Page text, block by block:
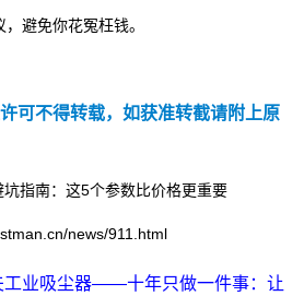
避免你花冤枉钱。
可不得转载，如获准转截请附上原
指南：这5个参数比价格更重要
news/911.html
工业吸尘器——十年只做一件事：让